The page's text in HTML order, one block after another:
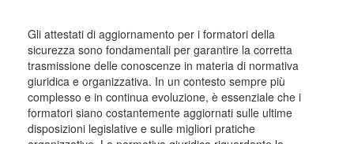
Gli attestati di aggiornamento per i formatori della
sicurezza sono fondamentali per garantire la corretta
trasmissione delle conoscenze in materia di normativa
giuridica e organizzativa. In un contesto sempre più
complesso e in continua evoluzione, è essenziale che i
formatori siano costantemente aggiornati sulle ultime
disposizioni legislative e sulle migliori pratiche